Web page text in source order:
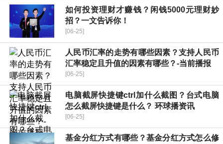
如何投资理财才赚钱？闲钱5000元理财妙
招？一文告诉你！
[06-25]
人民币汇率的走势有哪些因素？支持人民币
汇率稳定且升值的因素有哪些？-当前播报
[06-25]
电脑截屏快捷键ctrl加什么截图？台式电脑
怎么截屏快捷键是什么？ 环球播资讯
[06-25]
基金分红方式有哪些？基金分红方式怎么修